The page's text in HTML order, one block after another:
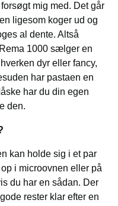
mig med. Det går
ligesom koger ud og
al dente. Altså
1000 sælger en
dyr eller fancy,
har pastaen en
har du din egen
den.
kan holde sig i et par
i microovnen eller på
du har en sådan. Der
rester klar efter en